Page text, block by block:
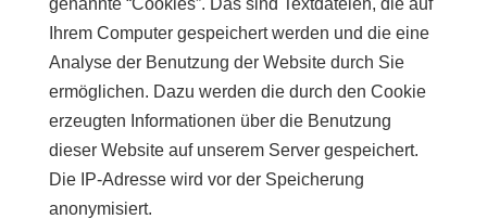
genannte “Cookies”. Das sind Textdateien, die auf
Ihrem Computer gespeichert werden und die eine
Analyse der Benutzung der Website durch Sie
ermöglichen. Dazu werden die durch den Cookie
erzeugten Informationen über die Benutzung
dieser Website auf unserem Server gespeichert.
Die IP-Adresse wird vor der Speicherung
anonymisiert.